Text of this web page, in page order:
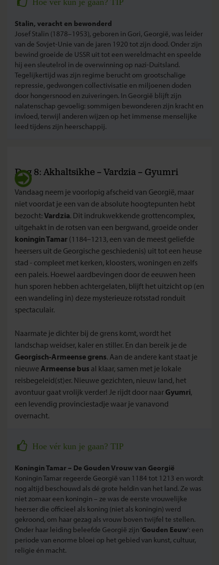
Stalin, veracht en bewonderd
Josef Stalin (1878–1953), geboren in Gori, Georgië, was leider
van de Sovjet-Unie van de jaren 1920 tot zijn dood. Onder zijn
bewind groeide de USSR uit tot een wereldmacht en speelde
hij een sleutelrol in de overwinning op nazi-Duitsland.
Tegelijkertijd was zijn regime berucht om grootschalige
repressie, gedwongen collectivisatie en miljoenen doden
door hongersnood en zuiveringen. In Georgië blijft zijn
nalatenschap gevoelig: sommigen bewonderen zijn kracht en
invloed, terwijl anderen wijzen op het immense menselijke
leed tijdens zijn heerschappij.
Dag 8: Akhaltsikhe – Vardzia – Gyumri
Vandaag neem je voorlopig afscheid van Georgië, maar
niet voordat je een van de absolute hoogtepunten hebt
bezocht:Vardzia. Dit indrukwekkende grottencomplex,
uitgehakt in de rotsen van een bergwand, groeide onder
koningin Tamar (1184–1213, een van de meest geliefde
heersers uit de Georgische geschiedenis) uit tot een heuse
stad - compleet met kerken, kloosters, woningen en zelfs
een paleis. Hoewel aardbevingen door de eeuwen heen
hun sporen hebben achtergelaten, blijft het uitzicht op (en
een wandeling in) deze mysterieuze rotsstad ronduit
spectaculair.
Naarmate je dichter bij de grens komt, wordt het
landschap weidser, kaler en stiller. En dan bereik je de
Georgisch-Armeense grens. Aan de andere kant staat je
nieuwe Armeense bus al klaar, samen met je lokale
reisbegeleid(st)er. Nieuwe gezichten, nieuw land, het
avontuur gaat vrolijk verder! Je rijdt door naar Gyumri,
een levendig provinciestadje waar je vanavond
overnacht.
Hoe vér kun je gaan? TIP
Koningin Tamar – De Gouden Vrouw van Georgië
Koningin Tamar regeerde Georgië van 1184 tot 1213 en wordt
nog altijd beschouwd als dé grote heldin van het land. Ze was
niet zomaar een koningin – ze was de eerste vrouwelijke
heerser die officieel als koning (niet als koningin) werd
gekroond, om haar gezag als vrouw boven twijfel te stellen.
Onder haar leiding beleefde Georgië zijn ‘Gouden Eeuw’: een
periode van enorme bloei op het gebied van kunst, cultuur,
religie én macht.